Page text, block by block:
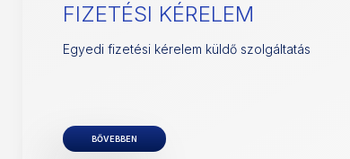
FIZETÉSI KÉRELEM
Egyedi fizetési kérelem küldő szolgáltatás
BŐVEBBEN